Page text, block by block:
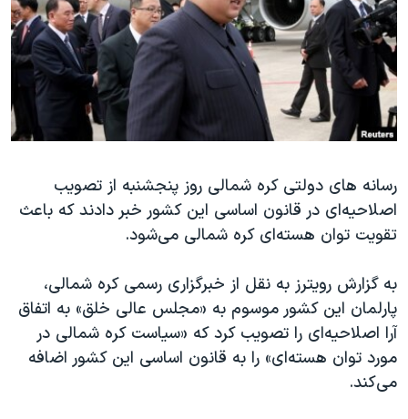
فرهنگ و زندگی
حقوق شهروندی
اقتصادی
علم و فناوری
گالری عکس
آرشیو پخش زنده
مستندها
انتخابات ریاست جمهوری آمریکا ۲۰۲۴
حمله جمهوری اسلامی به اسرائیل
رمز مهسا
اعتراضات زن، زندگی، آزادی
مجموعه مستندهای دادخواهی
تریبونال مردمی آبان ۹۸
دادگاه حمید نوری
چهل سال گروگان‌گیری
قانون شفافیت دارائی کادر رهبری ایران
اعتراضات مردمی آبان ۹۸
دنبال کنید
زبانهای مختلف
رسانه های دولتی کره شمالی روز پنجشنبه از تصویب
اصلاحیه‌ای در قانون اساسی این کشور خبر دادند که باعث
تقویت توان هسته‌ای کره شمالی می‌شود.
به گزارش رویترز به نقل از خبرگزاری رسمی کره شمالی،
پارلمان این کشور موسوم به «مجلس عالی خلق» به اتفاق
آرا اصلاحیه‌ای را تصویب کرد که «سیاست کره شمالی در
مورد توان هسته‌ای» را به قانون اساسی این کشور اضافه
می‌کند.